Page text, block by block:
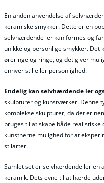
En anden anvendelse af
keramiske smykker. Dette er en
selvhærdende ler kan formes og
unikke og personlige smykker.
øreringe og ringe, og det giver
enhver stil eller personlighed.
Endelig kan selvhærdende ler
skulpturer og kunstværker. Denne
komplekse skulpturer, da det er
bruges til at skabe både
kunstnerne mulighed for at
stilarter.
Samlet set er selvhærdende ler en
keramik. Dets evne til at hærde